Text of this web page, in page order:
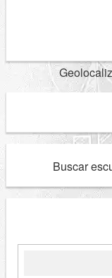
Buscar